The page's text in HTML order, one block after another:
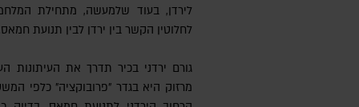
לירדן, בעוד שלמעשה, מתחילת
לחלוטין הקשר בין ירדן לבין תנועת
גורם ירדני בכיר תדרך את
מרזוק היא בגדר "פרובוקציה" כלפי